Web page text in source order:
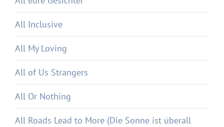
All Inclusive
All My Loving
All of Us Strangers
All Or Nothing
All Roads Lead to More (Die Sonne ist überall